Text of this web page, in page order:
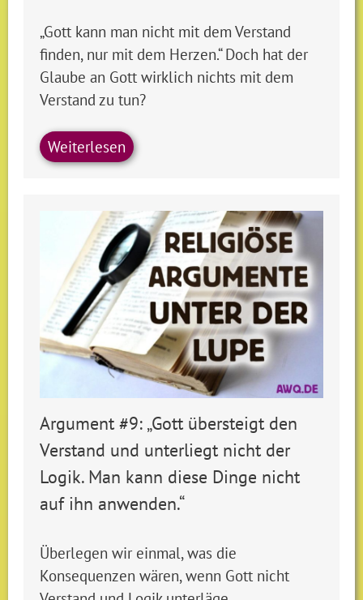
„Gott kann man nicht mit dem Verstand
finden, nur mit dem Herzen.“ Doch hat der
Glaube an Gott wirklich nichts mit dem
Verstand zu tun?
Weiterlesen
Argument #9: „Gott übersteigt den
Verstand und unterliegt nicht der
Logik. Man kann diese Dinge nicht
auf ihn anwenden.“
Überlegen wir einmal, was die
Konsequenzen wären, wenn Gott nicht